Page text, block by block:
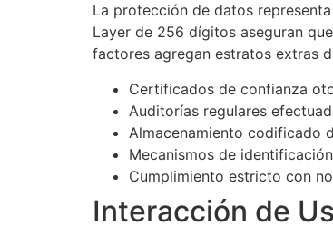
La protección de datos
Layer de 256 dígitos aseguran
factores agregan estratos extras
Certificados de confianza
Auditorías regulares
Almacenamiento codificado
Mecanismos de
Cumplimiento estricto con
Interacción de